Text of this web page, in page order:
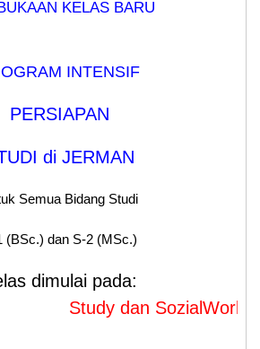
KELAS BARU
INTENSIF
PERSIAPAN
di JERMAN
Semua Bidang Studi
(BSc.) dan S-2 (MSc.)
dimulai pada:
Study dan SozialWork